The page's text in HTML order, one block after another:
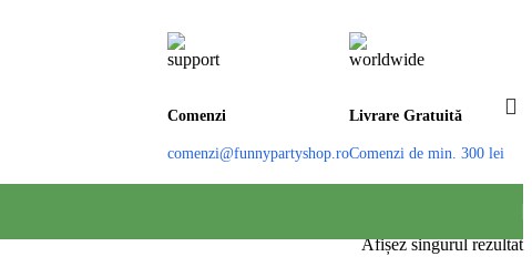
Comenzi
comenzi@funnypartyshop.ro
Livrare Gratuită
Comenzi de min. 300 lei
Afișez singurul rezultat